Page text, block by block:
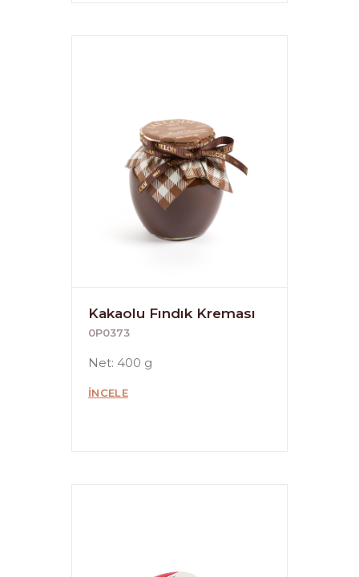
Kakaolu Fındık Kreması
0P0373
Net: 400 g
İNCELE